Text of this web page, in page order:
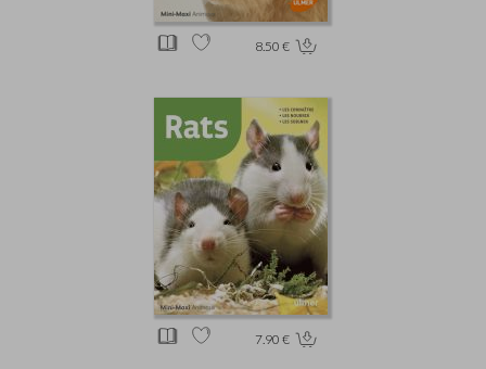
8.50 €
7.90 €